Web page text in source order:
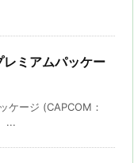
ミアムパッケー
ケージ (CAPCOM：
...